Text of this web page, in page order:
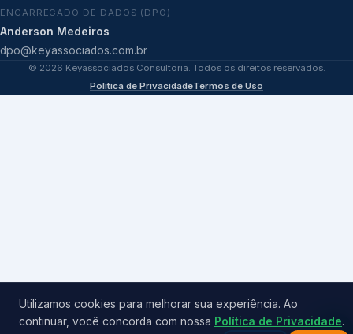
ENCARREGADO DE DADOS (DPO)
Anderson Medeiros
dpo@keyassociados.com.br
© 2026 Keyassociados Consultoria. Todos os direitos reservados.
Política de PrivacidadeTermos de Uso
Utilizamos cookies para melhorar sua experiência. Ao
continuar, você concorda com nossa Política de Privacidade.